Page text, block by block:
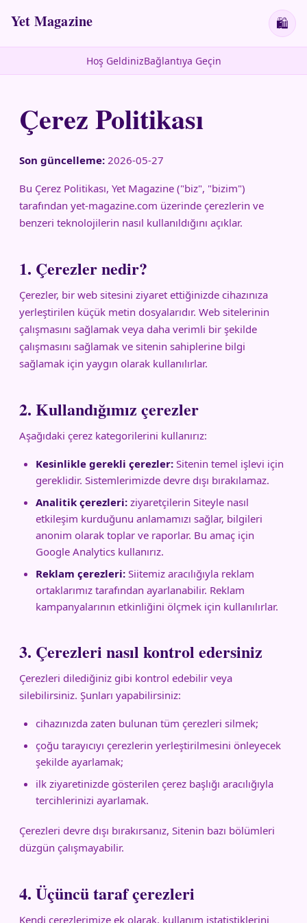
Yet Magazine 🛍
Hoş GeldinizBağlantıya Geçin
Çerez Politikası
Son güncelleme: 2026-05-27
Bu Çerez Politikası, Yet Magazine ("biz", "bizim")
tarafından yet-magazine.com üzerinde çerezlerin ve
benzeri teknolojilerin nasıl kullanıldığını açıklar.
1. Çerezler nedir?
Çerezler, bir web sitesini ziyaret ettiğinizde cihazınıza
yerleştirilen küçük metin dosyalarıdır. Web sitelerinin
çalışmasını sağlamak veya daha verimli bir şekilde
çalışmasını sağlamak ve sitenin sahiplerine bilgi
sağlamak için yaygın olarak kullanılırlar.
2. Kullandığımız çerezler
Aşağıdaki çerez kategorilerini kullanırız:
Kesinlikle gerekli çerezler: Sitenin temel işlevi için
gereklidir. Sistemlerimizde devre dışı bırakılamaz.
Analitik çerezleri: ziyaretçilerin Siteyle nasıl
etkileşim kurduğunu anlamamızı sağlar, bilgileri
anonim olarak toplar ve raporlar. Bu amaç için
Google Analytics kullanırız.
Reklam çerezleri: Siitemiz aracılığıyla reklam
ortaklarımız tarafından ayarlanabilir. Reklam
kampanyalarının etkinliğini ölçmek için kullanılırlar.
3. Çerezleri nasıl kontrol edersiniz
Çerezleri dilediğiniz gibi kontrol edebilir veya
silebilirsiniz. Şunları yapabilirsiniz:
cihazınızda zaten bulunan tüm çerezleri silmek;
çoğu tarayıcıyı çerezlerin yerleştirilmesini önleyecek
şekilde ayarlamak;
ilk ziyaretinizde gösterilen çerez başlığı aracılığıyla
tercihlerinizi ayarlamak.
Çerezleri devre dışı bırakırsanız, Sitenin bazı bölümleri
düzgün çalışmayabilir.
4. Üçüncü taraf çerezleri
Kendi çerezlerimize ek olarak, kullanım istatistiklerini